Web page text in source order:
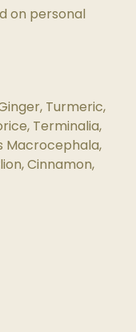
on personal
Turmeric,
Terminalia,
Macrocephala,
Cinnamon,